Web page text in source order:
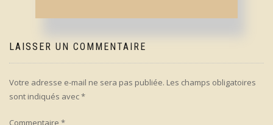
LAISSER UN COMMENTAIRE
Votre adresse e-mail ne sera pas publiée. Les champs obligatoires
sont indiqués avec*
Commentaire *